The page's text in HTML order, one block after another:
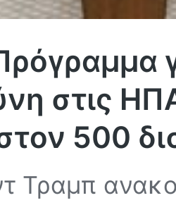
στις
500
Τραμπ